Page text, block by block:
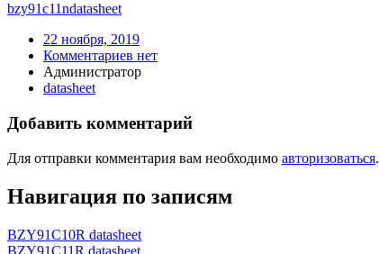
bzy91c11ndatasheet
22 ноября, 2019
Комментариев нет
Администратор
datasheet
Добавить комментарий
Для отправки комментария вам необходимо авторизоваться.
Навигация по записям
BZY91C10R datasheet
BZY91C11R datasheet